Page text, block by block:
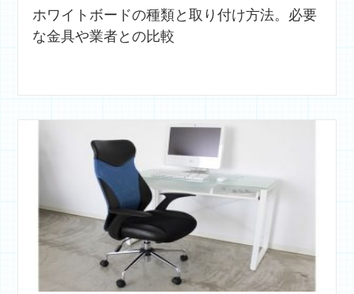
ホワイトボードの種類と取り付け方法。必要
な金具や業者との比較